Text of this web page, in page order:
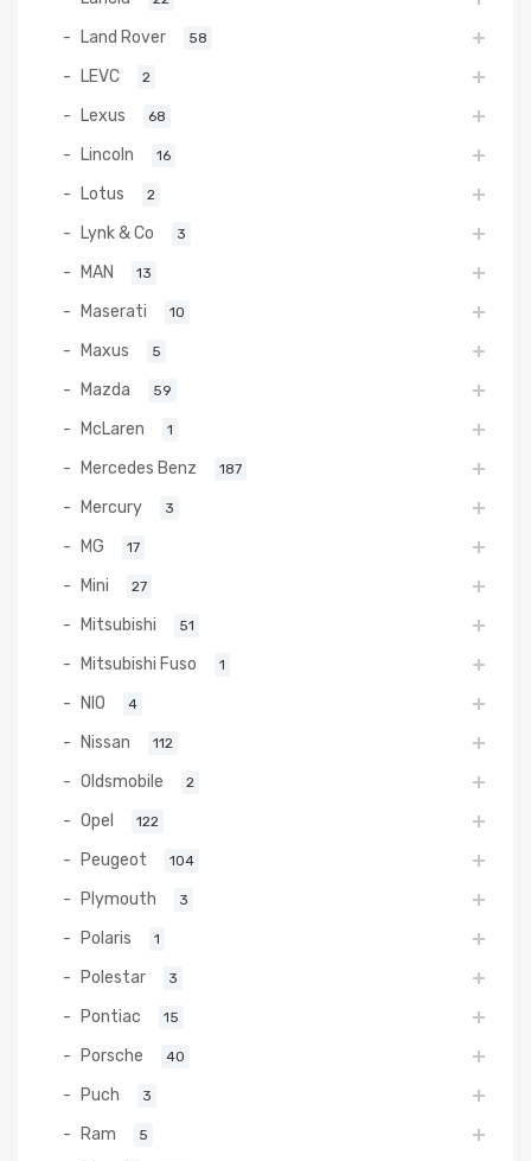
Land Rover 58
LEVC 2
Lexus 68
Lincoln 16
Lotus 2
Lynk & Co 3
MAN 13
Maserati 10
Maxus 5
Mazda 59
McLaren 1
Mercedes Benz 187
Mercury 3
MG 17
Mini 27
Mitsubishi 51
Mitsubishi Fuso 1
NIO 4
Nissan 112
Oldsmobile 2
Opel 122
Peugeot 104
Plymouth 3
Polaris 1
Polestar 3
Pontiac 15
Porsche 40
Puch 3
Ram 5